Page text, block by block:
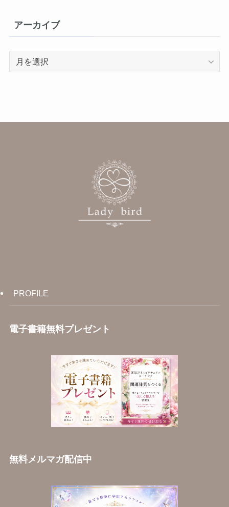
アーカイブ
PROFILE
電子書籍無料プレゼント
無料メルマガ配信中